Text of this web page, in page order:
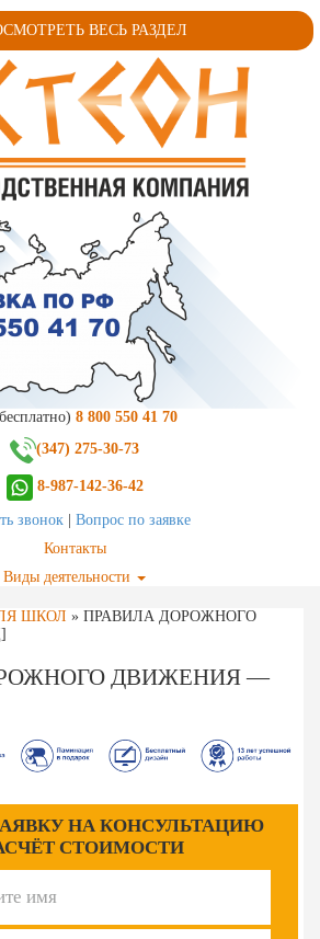
8 800 550 41 70
(347) 275-30-73
8-987-142-36-42
звонок
Вопрос по заявке
Контакты
Виды деятельности
ВЕСЬ РАЗДЕЛ
ШКОЛ » ПРАВИЛА ДОРОЖНОГО
ДВИЖЕНИЯ —
НА КОНСУЛЬТАЦИЮ
СТОИМОСТИ